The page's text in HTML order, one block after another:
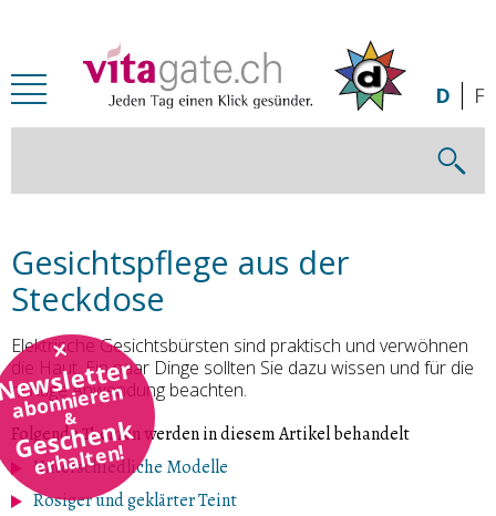
abonnieren
&
Geschenk
erhalten!
D F
Gesichtspflege aus der
Steckdose
Elektrische Gesichtsbürsten sind praktisch und verwöhnen
die Haut. Ein paar Dinge sollten Sie dazu wissen und für die
richtige Anwendung beachten.
Folgende Themen werden in diesem Artikel behandelt
Unterschiedliche Modelle
Rosiger und geklärter Teint